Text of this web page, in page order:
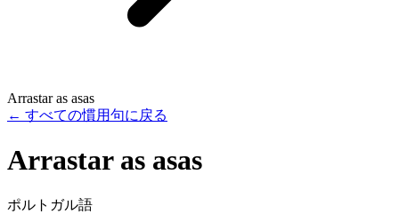
Arrastar as asas
← すべての慣用句に戻る
Arrastar as asas
ポルトガル語